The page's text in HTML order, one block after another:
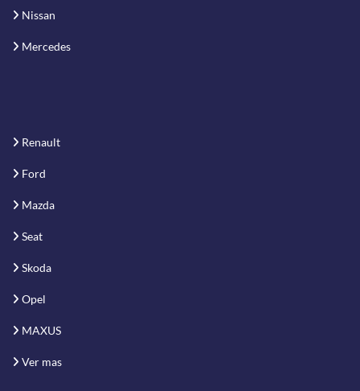
Nissan
Mercedes
Renault
Ford
Mazda
Seat
Skoda
Opel
MAXUS
Ver mas